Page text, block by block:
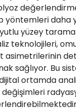
yöntemleri daha
yüzey
teknolojileri,
asimetrilerinin
sağlıyor. Bu
dijital ortamda